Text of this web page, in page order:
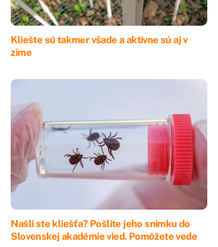
Kliešte sú takmer všade a aktívne sú aj v
zime
Našli ste kliešťa? Pošlite jeho snímku do
Slovenskej akadémie vied. Pomôžete vede